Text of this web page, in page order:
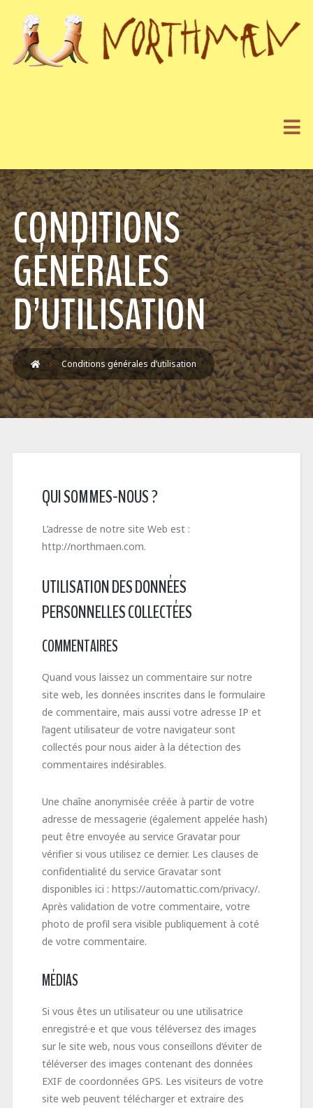
CONDITIONS
GÉNÉRALES
D’UTILISATION
Conditions générales d’utilisation
QUI SOMMES-NOUS ?
L’adresse de notre site Web est :
http://northmaen.com.
UTILISATION DES DONNÉES
PERSONNELLES COLLECTÉES
COMMENTAIRES
Quand vous laissez un commentaire sur notre
site web, les données inscrites dans le formulaire
de commentaire, mais aussi votre adresse IP et
l’agent utilisateur de votre navigateur sont
collectés pour nous aider à la détection des
commentaires indésirables.
Une chaîne anonymisée créée à partir de votre
adresse de messagerie (également appelée hash)
peut être envoyée au service Gravatar pour
vérifier si vous utilisez ce dernier. Les clauses de
confidentialité du service Gravatar sont
disponibles ici : https://automattic.com/privacy/.
Après validation de votre commentaire, votre
photo de profil sera visible publiquement à coté
de votre commentaire.
MÉDIAS
Si vous êtes un utilisateur ou une utilisatrice
enregistré·e et que vous téléversez des images
sur le site web, nous vous conseillons d’éviter de
téléverser des images contenant des données
EXIF de coordonnées GPS. Les visiteurs de votre
site web peuvent télécharger et extraire des